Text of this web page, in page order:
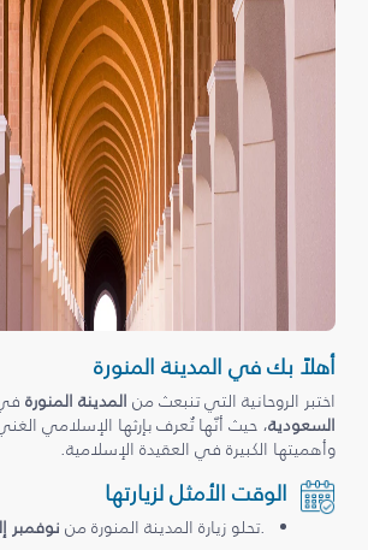
أهلاً بك في المدينة المنورة
اختبر الروحانية التي تنبعث من المدينة المنورة
السعودية، حيث أنّها تُعرف بإرثها الإسلامي
وأهميتها الكبيرة في العقيدة الإسلامية.
الوقت الأمثل لزيارتها
.تحلو زيارة المدينة المنورة من نوفمبر